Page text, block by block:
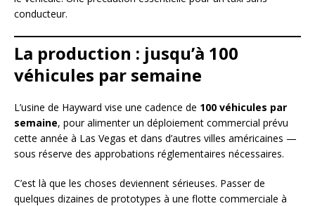
conducteur.
La production : jusqu’à 100
véhicules par semaine
L’usine de Hayward vise une cadence de 100 véhicules par
semaine, pour alimenter un déploiement commercial prévu
cette année à Las Vegas et dans d’autres villes américaines —
sous réserve des approbations réglementaires nécessaires.
C’est là que les choses deviennent sérieuses. Passer de
quelques dizaines de prototypes à une flotte commerciale à